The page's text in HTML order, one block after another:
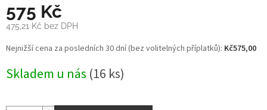
575 Kč
475,21 Kč bez DPH
Měrná
cena:
Nejnižší cena za posledních 30 dní (bez volitelných příplatků): Kč575,00
Skladem u nás (16 ks)